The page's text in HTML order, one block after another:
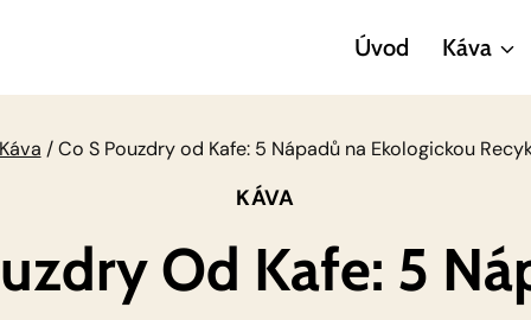
Úvod Káva
Káva / Co S Pouzdry od Kafe: 5 Nápadů na Ekologickou
KÁVA
Od Kafe: 5